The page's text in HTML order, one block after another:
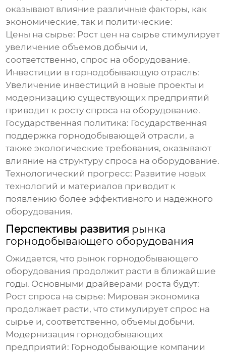
оказывают влияние различные факторы, как
экономические, так и политические:
Цены на сырье: Рост цен на сырье стимулирует
увеличение объемов добычи и,
соответственно, спрос на оборудование.
Инвестиции в горнодобывающую отрасль:
Увеличение инвестиций в новые проекты и
модернизацию существующих предприятий
приводит к росту спроса на оборудование.
Государственная политика: Государственная
поддержка горнодобывающей отрасли, а
также экологические требования, оказывают
влияние на структуру спроса на оборудование.
Технологический прогресс: Развитие новых
технологий и материалов приводит к
появлению более эффективного и надежного
оборудования.
Перспективы развития рынка
горнодобывающего оборудования
Ожидается, что рынок горнодобывающего
оборудования продолжит расти в ближайшие
годы. Основными драйверами роста будут:
Рост спроса на сырье: Мировая экономика
продолжает расти, что стимулирует спрос на
сырье и, соответственно, объемы добычи.
Модернизация горнодобывающих
предприятий: Горнодобывающие компании